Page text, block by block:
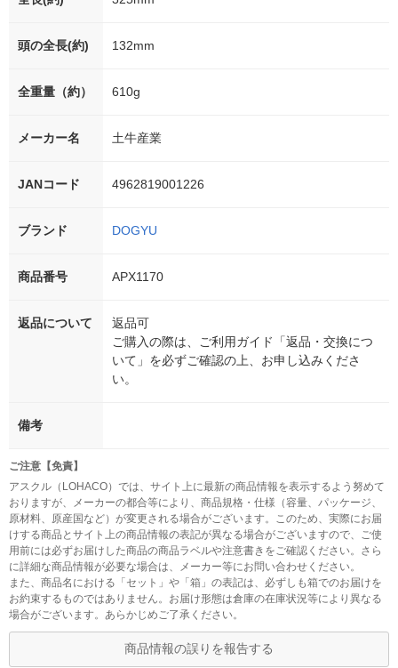
頭の全長(約) 132mm
全重量（約） 610g
メーカー名 土牛産業
JANコード 4962819001226
ブランド DOGYU
商品番号 APX1170
返品について
返品可
ご購入の際は、ご利用ガイド「返品・交換につ
いて」を必ずご確認の上、お申し込みくださ
い。
備考
ご注意【免責】
アスクル（LOHACO）では、サイト上に最新の商品情報を表示するよう努めて
おりますが、メーカーの都合等により、商品規格・仕様（容量、パッケージ、
原材料、原産国など）が変更される場合がございます。このため、実際にお届
けする商品とサイト上の商品情報の表記が異なる場合がございますので、ご使
用前には必ずお届けした商品の商品ラベルや注意書きをご確認ください。さら
に詳細な商品情報が必要な場合は、メーカー等にお問い合わせください。
また、商品名における「セット」や「箱」の表記は、必ずしも箱でのお届けを
お約束するものではありません。お届け形態は倉庫の在庫状況等により異なる
場合がございます。あらかじめご了承ください。
商品情報の誤りを報告する